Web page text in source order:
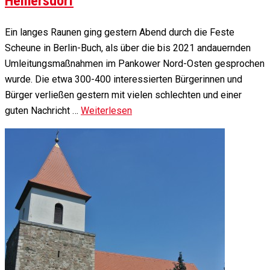
Ein langes Raunen ging gestern Abend durch die Feste
Scheune in Berlin-Buch, als über die bis 2021 andauernden
Umleitungsmaßnahmen im Pankower Nord-Osten gesprochen
wurde. Die etwa 300-400 interessierten Bürgerinnen und
Bürger verließen gestern mit vielen schlechten und einer
guten Nachricht … Weiterlesen